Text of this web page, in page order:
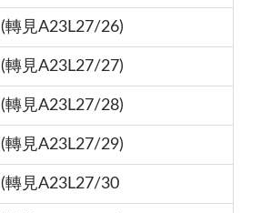
(轉見A23L27/26)
(轉見A23L27/27)
(轉見A23L27/28)
(轉見A23L27/29)
(轉見A23L27/30